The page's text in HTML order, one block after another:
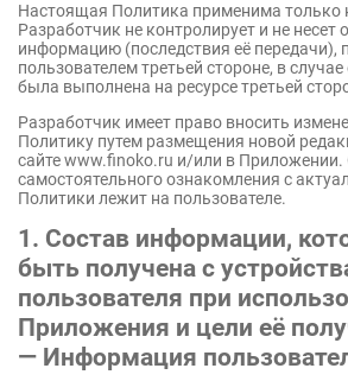
Настоящая Политика применима
Разработчик не контролирует и не несет
информацию (последствия её передачи),
пользователем третьей стороне, в
была выполнена на ресурсе третьей
Разработчик имеет право вносить
Политику путем размещения новой
сайте www.finoko.ru и/или в Приложении.
самостоятельного ознакомления с
Политики лежит на пользователе.
1. Состав информации,
быть получена с
пользователя при
Приложения и цели её
— Информация